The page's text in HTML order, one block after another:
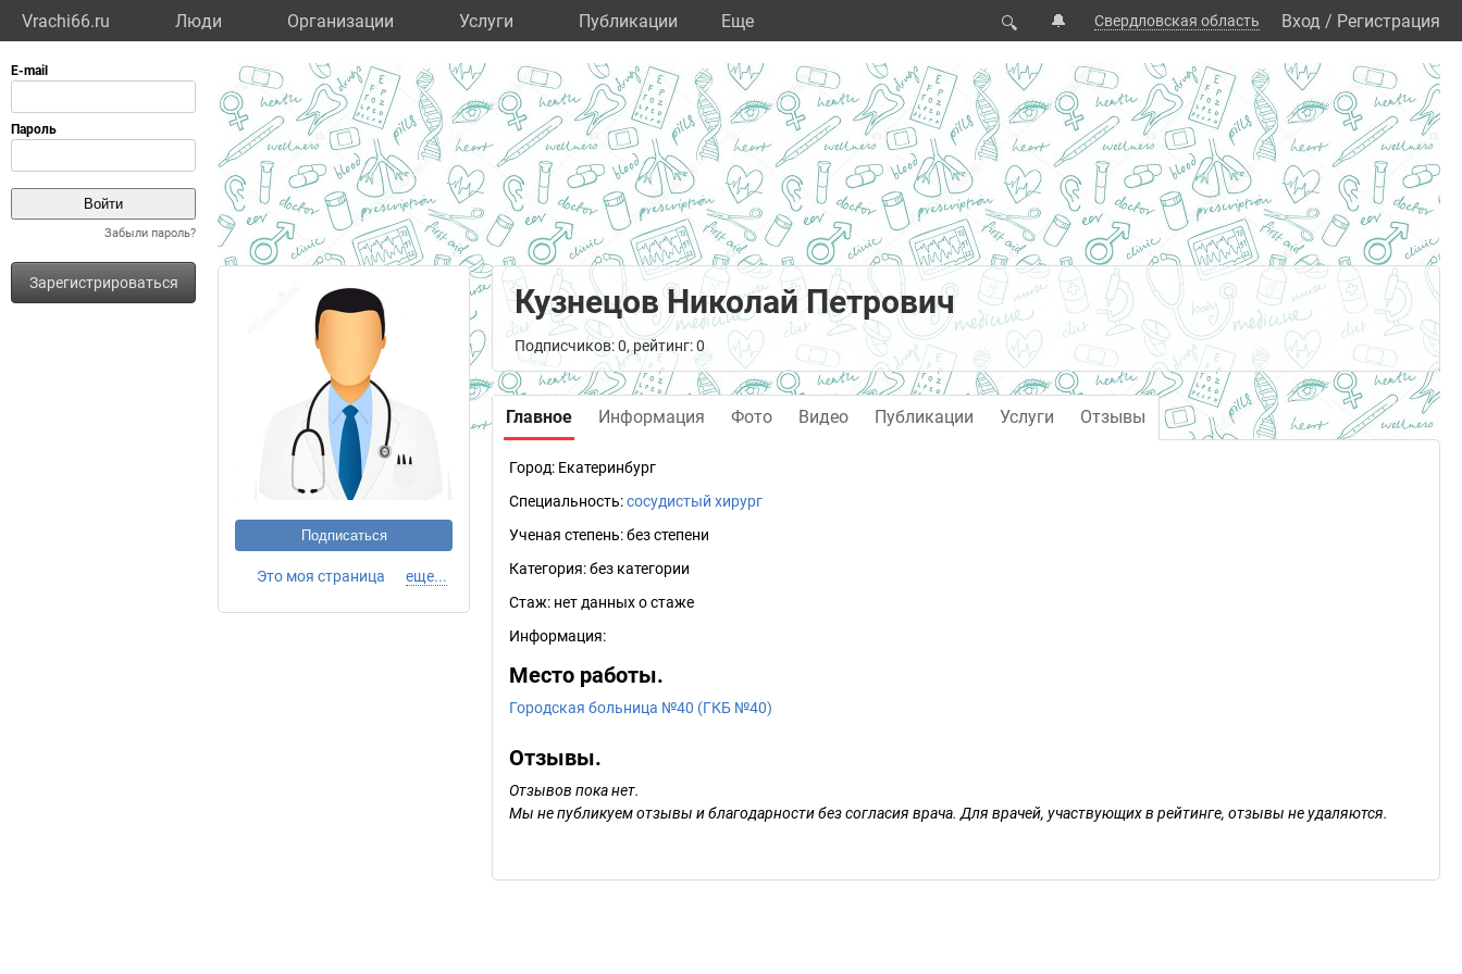
Vrachi66.ru Люди Организации Услуги Публикации Eще 🔍 🔔 Свердловская область Вход / Регистрация
Забыли пароль?
Зарегистрироваться
Подписаться
Это моя страница еще...
Кузнецов Николай Петрович
Подписчиков: 0, рейтинг: 0
Главное Информация Фото Видео Публикации Услуги Отзывы
Город: Екатеринбург
Специальность:сосудистый хирург
Ученая степень:без степени
Категория:без категории
Стаж: нет данных о стаже
Информация:
Место работы.
Городская больница №40 (ГКБ №40)
Отзывы.
Отзывов пока нет.
Мы не публикуем отзывы и благодарности без согласия врача. Для врачей, участвующих в рейтинге, отзывы не удаляются.